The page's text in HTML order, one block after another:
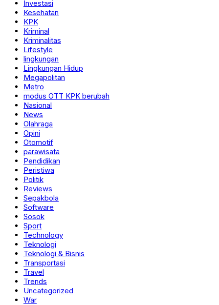
Investasi
Kesehatan
KPK
Kriminal
Kriminalitas
Lifestyle
lingkungan
Lingkungan Hidup
Megapolitan
Metro
modus OTT KPK berubah
Nasional
News
Olahraga
Opini
Otomotif
parawisata
Pendidikan
Peristiwa
Politik
Reviews
Sepakbola
Software
Sosok
Sport
Technology
Teknologi
Teknologi & Bisnis
Transportasi
Travel
Trends
Uncategorized
War